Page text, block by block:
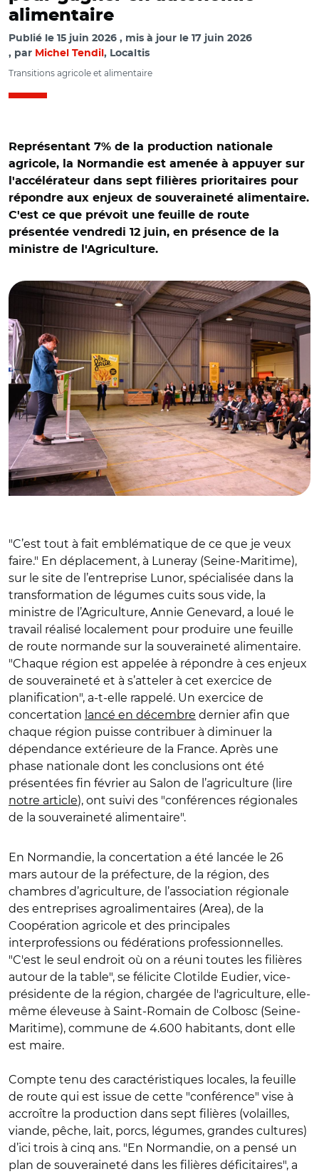
alimentaire
Publié le 15 juin 2026 mis à jour le 17 juin 2026
par Michel Tendil , Localtis
Transitions agricole et alimentaire
Représentant 7% de la production nationale
agricole, la Normandie est amenée à appuyer sur
l'accélérateur dans sept filières prioritaires pour
répondre aux enjeux de souveraineté alimentaire.
C'est ce que prévoit une feuille de route
présentée vendredi 12 juin, en présence de la
ministre de l'Agriculture.
© @AnnieGenevard / Visite d'Annie Genevard vendredi 12
"C’est tout à fait emblématique de ce que je veux
faire." En déplacement, à Luneray (Seine-Maritime),
sur le site de l’entreprise Lunor, spécialisée dans la
transformation de légumes cuits sous vide, la
ministre de l’Agriculture, Annie Genevard, a loué le
travail réalisé localement pour produire une feuille
de route normande sur la souveraineté alimentaire.
"Chaque région est appelée à répondre à ces enjeux
de souveraineté et à s’atteler à cet exercice de
planification", a-t-elle rappelé. Un exercice de
concertation lancé en décembre dernier afin que
chaque région puisse contribuer à diminuer la
dépendance extérieure de la France. Après une
phase nationale dont les conclusions ont été
présentées fin février au Salon de l’agriculture (lire
notre article), ont suivi des "conférences régionales
de la souveraineté alimentaire".
En Normandie, la concertation a été lancée le 26
mars autour de la préfecture, de la région, des
chambres d’agriculture, de l’association régionale
des entreprises agroalimentaires (Area), de la
Coopération agricole et des principales
interprofessions ou fédérations professionnelles.
"C'est le seul endroit où on a réuni toutes les filières
autour de la table", se félicite Clotilde Eudier, vice-
présidente de la région, chargée de l'agriculture, elle-
même éleveuse à Saint-Romain de Colbosc (Seine-
Maritime), commune de 4.600 habitants, dont elle
est maire.
Compte tenu des caractéristiques locales, la feuille
de route qui est issue de cette "conférence" vise à
accroître la production dans sept filières (volailles,
viande, pêche, lait, porcs, légumes, grandes cultures)
d’ici trois à cinq ans. "En Normandie, on a pensé un
plan de souveraineté dans les filières déficitaires", a